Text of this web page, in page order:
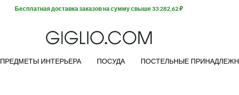
ПРЕДМЕТЫ ИНТЕРЬЕРА ПОСУДА ПОСТЕЛЬНЫЕ
Бесплатная доставка заказов на сумму свыше 33 282,62 ₽